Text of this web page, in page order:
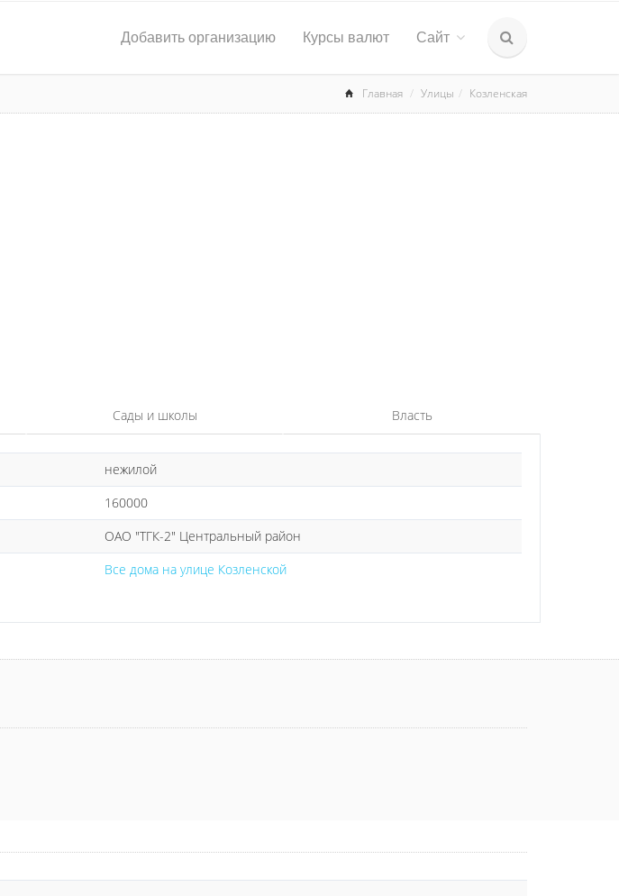
Добавить организацию Курсы валют Сайт
Главная Улицы Козленская
Сады и школы Власть
нежилой
160000
ОАО "ТГК-2" Центральный район
Все дома на улице Козленской